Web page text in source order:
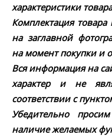
характеристики
Комплектация товара
на заглавной
на момент покупки и
Вся информация на
характер и не
соответствии с
Убедительно
наличие желаемых